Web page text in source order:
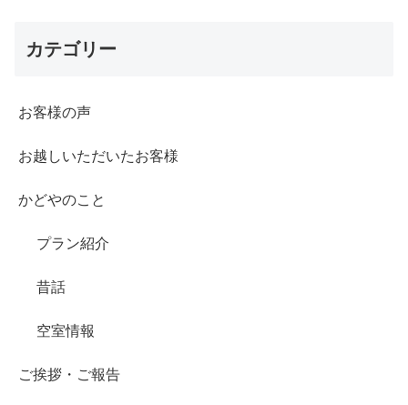
カテゴリー
お客様の声
お越しいただいたお客様
かどやのこと
プラン紹介
昔話
空室情報
ご挨拶・ご報告